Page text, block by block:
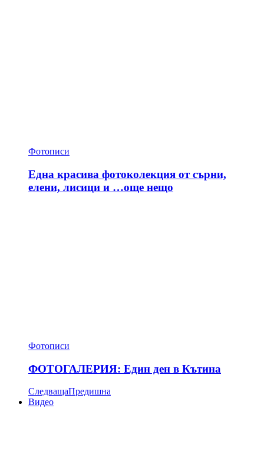
Фотописи
Една красива фотоколекция от сърни,
елени, лисици и …още нещо
Фотописи
ФОТОГАЛЕРИЯ: Един ден в Кътина
СледващаПредишна
Видео